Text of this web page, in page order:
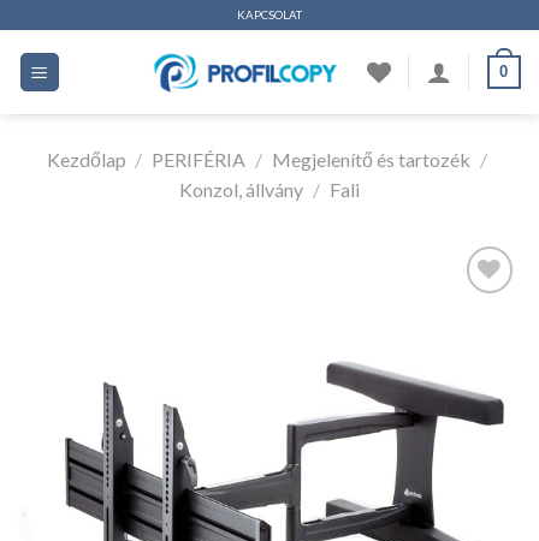
tartalomhoz
KAPCSOLAT
0
Kezdőlap / PERIFÉRIA / Megjelenítő és tartozék /
Konzol, állvány / Fali